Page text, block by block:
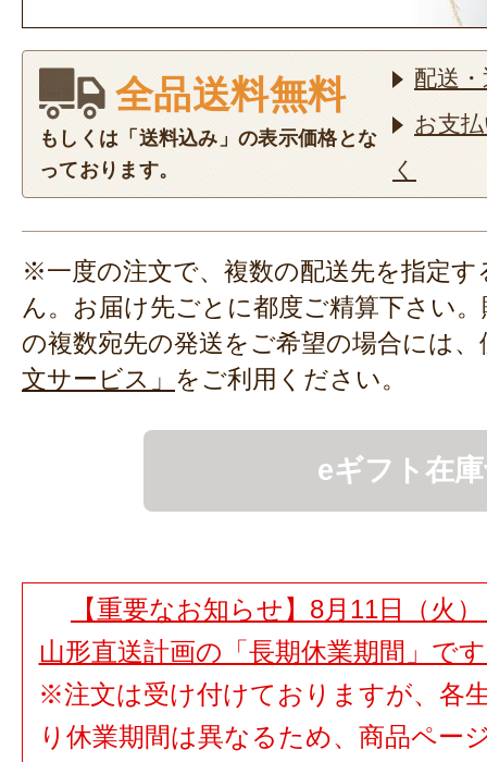
全品送料無料
もしくは「送料込み」の表示価格とな
っております。
配送
お支
く
※一度の注文で、複数の配送先を指定
ん。お届け先ごとに都度ご精算下さい
の複数宛先の発送をご希望の場合には、
文サービス」 をご利用ください。
eギフト在
【重要なお知らせ】8月11日（火
山形直送計画の「長期休業期間」で
※注文は受け付けておりますが、各
り休業期間は異なるため、商品ペー